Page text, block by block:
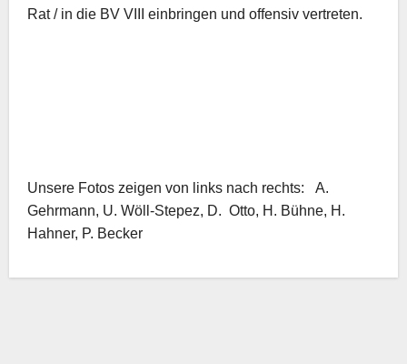
Rat / in die BV VIII einbringen und offensiv vertreten.
Unsere Fotos zeigen von links nach rechts: A.
Gehrmann, U. Wöll-Stepez, D. Otto, H. Bühne, H.
Hahner, P. Becker